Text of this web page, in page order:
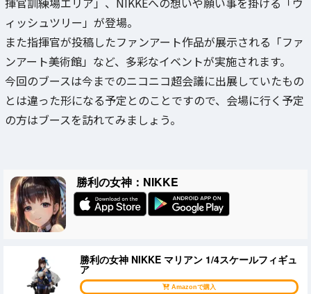
揮官訓練場エリア」、NIKKEへの想いや願い事を掛ける「ウ
ィッシュツリー」が登場。
また指揮官が投稿したファンアート作品が展示される「ファ
ンアート美術館」など、多彩なイベントが実施されます。
今回のブースは今までのニコニコ超会議に出展していたもの
とは違った形になる予定とのことですので、会場に行く予定
の方はブースを訪れてみましょう。
勝利の女神：NIKKE
勝利の女神 NIKKE マリアン 1/4スケールフィギュ
ア